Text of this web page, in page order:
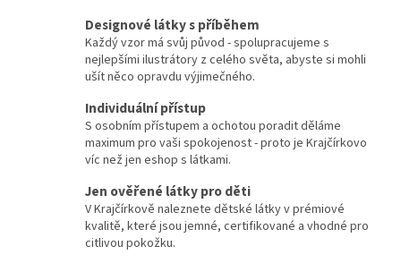
Designové látky s příběhem
Každý vzor má svůj původ - spolupracujeme s
nejlepšími ilustrátory z celého světa, abyste si mohli
ušít něco opravdu výjimečného.
Individuální přístup
S osobním přístupem a ochotou poradit děláme
maximum pro vaši spokojenost - proto je Krajčírkovo
víc než jen eshop s látkami.
Jen ověřené látky pro děti
V Krajčírkově naleznete dětské látky v prémiové
kvalitě, které jsou jemné, certifikované a vhodné pro
citlivou pokožku.